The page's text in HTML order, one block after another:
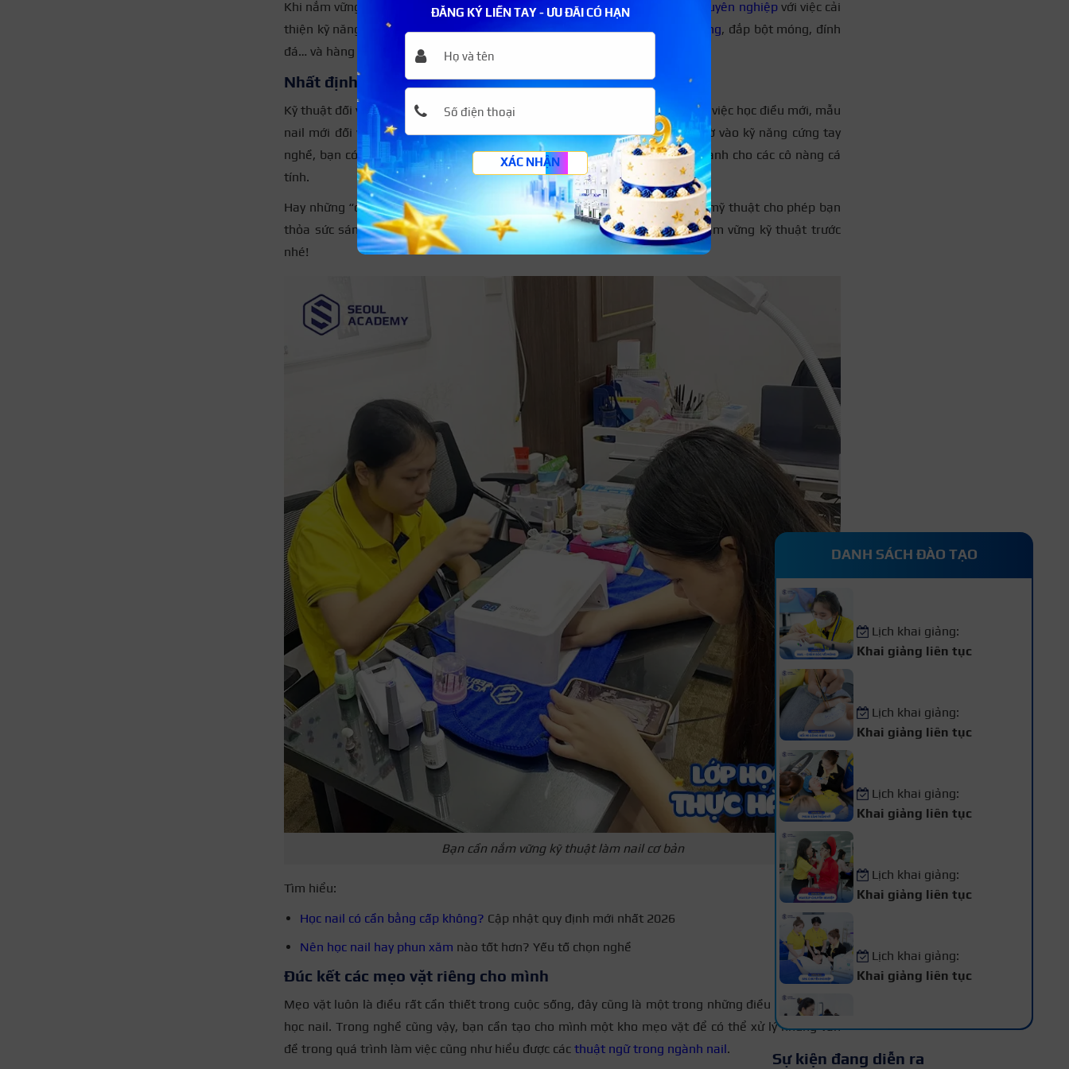
Khi nắm vững kiến thức cơ bản, bạn sẽ tiếp tục học lên cáckhoá học nail chuyên nghiệp với việc cải
thiện kỹ năng và trau dồi những kỹ năng khó hơn, mới hơn như:học vẽ móng, đắp bột móng, đính
đá… và hàng trăm cách trang trí móng hiện đại nhất.
Nhất định phải nắm vững kỹ thuật
Kỹ thuật đối với một chuyên nghề nail cực kỳ quan trọng. Khi đã có kỹ năng, việc học điều mới, mẫu
nail mới đối với bạn chỉ là vấn đề thời gian mà thôi. Không những vậy, nhờ vào kỹ năng cứng tay
nghề, bạn có thể thoải mái bứt phá những kiểu cách, dáng nail độc đáo dành cho các cô nàng cá
tính.
Hay những “điệu nail” quyến rũ cho cô nàng sang trọng. Nail là một nghề mỹ thuật cho phép bạn
thỏa sức sáng tạo và bộc lộ bản thân của mình. Nhưng hãy lưu ý, luôn nắm vững kỹ thuật trước
nhé!
Bạn cần nắm vững kỹ thuật làm nail cơ bản
Tìm hiểu:
Học nail có cần bằng cấp không? Cập nhật quy định mới nhất 2026
Nên học nail hay phun xăm nào tốt hơn? Yếu tố chọn nghề
Đúc kết các mẹo vặt riêng cho mình
Mẹo vặt luôn là điều rất cần thiết trong cuộc sống, đây cũng là một trong những điều cần biết khi
học nail. Trong nghề cũng vậy, bạn cần tạo cho mình một kho mẹo vặt để có thể xử lý những vấn
đề trong quá trình làm việc cũng như hiểu được các thuật ngữ trong ngành nail.
DANH SÁCH ĐÀO TẠO
Lịch khai giảng:
Khai giảng liên tục
Lịch khai giảng:
Khai giảng liên tục
Lịch khai giảng:
Khai giảng liên tục
Lịch khai giảng:
Khai giảng liên tục
Lịch khai giảng:
Khai giảng liên tục
Khai giảng liên tục
Sự kiện đang diễn ra
ĐĂNG KÝ LIỀN TAY - ƯU ĐÃI CÓ HẠN
XÁC NHẬN